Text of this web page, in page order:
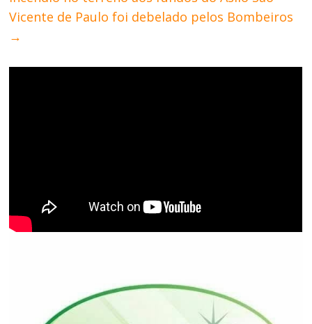
Vicente de Paulo foi debelado pelos Bombeiros
→